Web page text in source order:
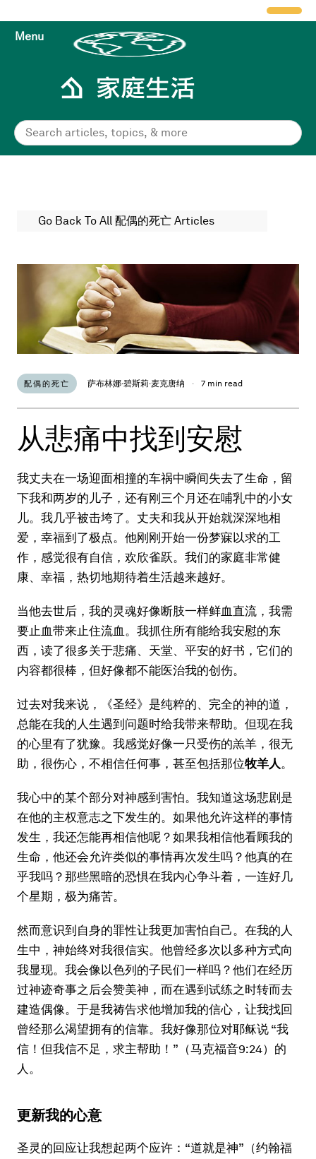
Menu
Go Back To All 配偶的死亡 Articles
配偶的死亡 萨布林娜·碧斯莉·麦克唐纳 · 7 min read
从悲痛中找到安慰
我丈夫在一场迎面相撞的车祸中瞬间失去了生命，留
下我和两岁的儿子，还有刚三个月还在哺乳中的小女
儿。我几乎被击垮了。丈夫和我从开始就深深地相
爱，幸福到了极点。他刚刚开始一份梦寐以求的工
作，感觉很有自信，欢欣雀跃。我们的家庭非常健
康、幸福，热切地期待着生活越来越好。
当他去世后，我的灵魂好像断肢一样鲜血直流，我需
要止血带来止住流血。我抓住所有能给我安慰的东
西，读了很多关于悲痛、天堂、平安的好书，它们的
内容都很棒，但好像都不能医治我的创伤。
过去对我来说，《圣经》是纯粹的、完全的神的道，
总能在我的人生遇到问题时给我带来帮助。但现在我
的心里有了犹豫。我感觉好像一只受伤的羔羊，很无
助，很伤心，不相信任何事，甚至包括那位牧羊人 。
我心中的某个部分对神感到害怕。我知道这场悲剧是
在他的主权意志之下发生的。如果他允许这样的事情
发生，我还怎能再相信他呢？如果我相信他看顾我的
生命，他还会允许类似的事情再次发生吗？他真的在
乎我吗？那些黑暗的恐惧在我内心争斗着，一连好几
个星期，极为痛苦。
然而意识到自身的罪性让我更加害怕自己。在我的人
生中，神始终对我很信实。他曾经多次以多种方式向
我显现。我会像以色列的子民们一样吗？他们在经历
过神迹奇事之后会赞美神，而在遇到试练之时转而去
建造偶像。于是我祷告求他增加我的信心，让我找回
曾经那么渴望拥有的信靠。我好像那位对耶稣说 “我
信！但我信不足，求主帮助！”（马克福音9:24）的
人。
更新我的心意
圣灵的回应让我想起两个应许：“道就是神”（约翰福